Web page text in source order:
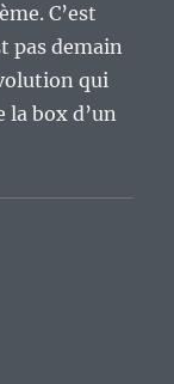
C’est
pas demain
qui
la box d’un